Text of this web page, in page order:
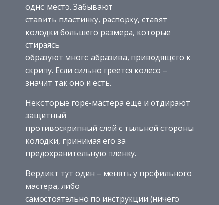
одно место. Забывают
ставить пластинку, распорку, ставят
колодки большего размера, которые
стираясь
образуют много абразива, приводящего к
скрипу. Если сильно греется колесо –
значит так оно и есть.
Некоторые горе-мастера еще и отдирают
защитный
противоскрипный слой с тыльной стороны
колодки, принимая его за
предохранительную пленку.
Вердикт тут один – менять у профильного
мастера, либо
самостоятельно по инструкции (ничего